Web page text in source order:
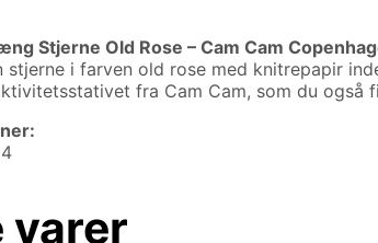
Stjerne Old Rose – Cam Cam
i farven old rose med knitrepapir
fra Cam Cam, som du også
varer